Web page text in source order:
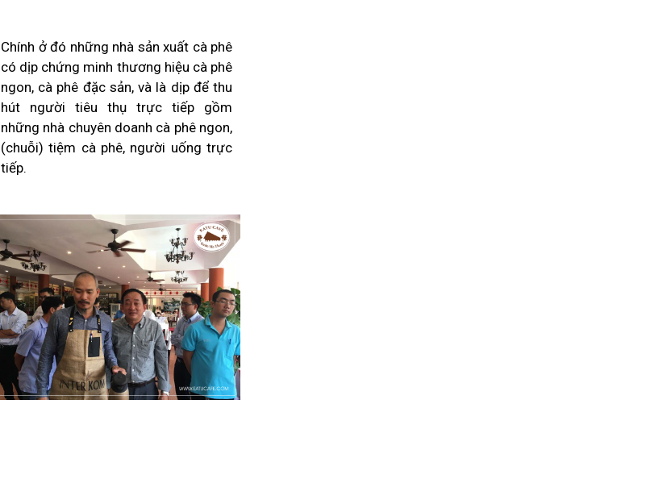
Chính ở đó những nhà sản xuất cà phê
có dịp chứng minh thương hiệu cà phê
ngon, cà phê đặc sản, và là dịp để thu
hút người tiêu thụ trực tiếp gồm
những nhà chuyên doanh cà phê ngon,
(chuỗi) tiệm cà phê, người uống trực
tiếp.